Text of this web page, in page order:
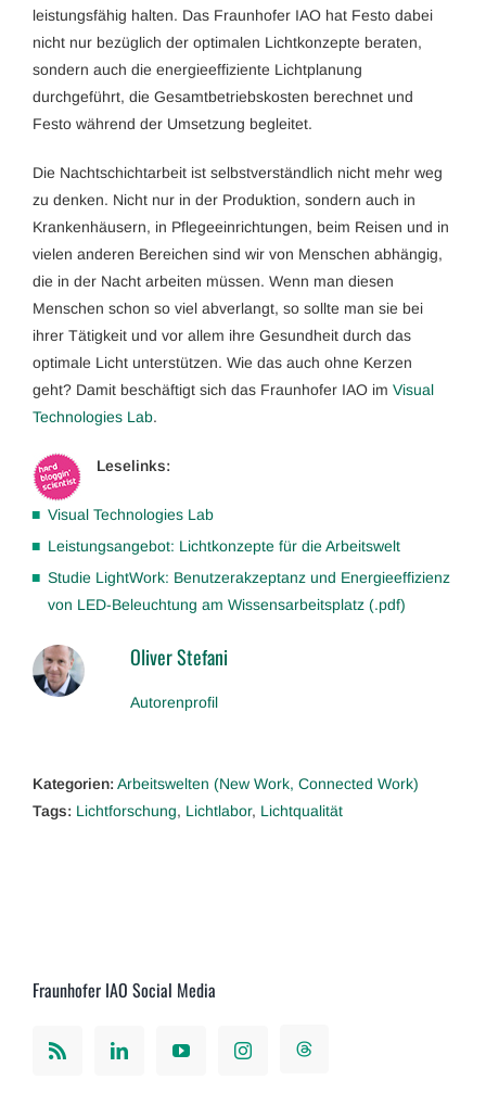
leistungsfähig halten. Das Fraunhofer IAO hat Festo dabei
nicht nur bezüglich der optimalen Lichtkonzepte beraten,
sondern auch die energieeffiziente Lichtplanung
durchgeführt, die Gesamtbetriebskosten berechnet und
Festo während der Umsetzung begleitet.
Die Nachtschichtarbeit ist selbstverständlich nicht mehr weg
zu denken. Nicht nur in der Produktion, sondern auch in
Krankenhäusern, in Pflegeeinrichtungen, beim Reisen und in
vielen anderen Bereichen sind wir von Menschen abhängig,
die in der Nacht arbeiten müssen. Wenn man diesen
Menschen schon so viel abverlangt, so sollte man sie bei
ihrer Tätigkeit und vor allem ihre Gesundheit durch das
optimale Licht unterstützen. Wie das auch ohne Kerzen
geht? Damit beschäftigt sich das Fraunhofer IAO im Visual
Technologies Lab.
Leselinks:
Visual Technologies Lab
Leistungsangebot: Lichtkonzepte für die Arbeitswelt
Studie LightWork: Benutzerakzeptanz und Energieeffizienz
von LED-Beleuchtung am Wissensarbeitsplatz (.pdf)
Oliver Stefani
Autorenprofil
Kategorien: Arbeitswelten (New Work, Connected Work)
Tags: Lichtforschung, Lichtlabor, Lichtqualität
Fraunhofer IAO Social Media